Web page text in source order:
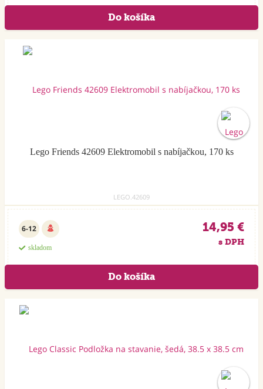
Lego Friends 42609 Elektromobil s nabíjačkou, 170 ks
LEGO.42609
6-12
skladom
14,95 €
s DPH